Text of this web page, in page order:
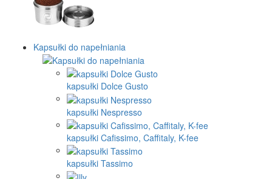
Kapsułki do napełniania
kapsułki Dolce Gusto
kapsułki Nespresso
kapsułki Cafissimo, Caffitaly, K-fee
kapsułki Tassimo